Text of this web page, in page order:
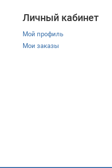
Личный кабинет
Мой профиль
Мои заказы